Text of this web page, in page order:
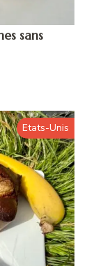
sans
Etats-Unis